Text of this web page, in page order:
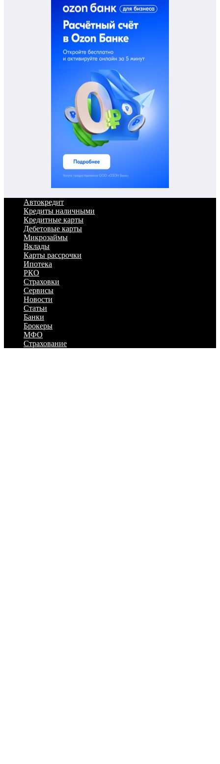
Автокредит
Кредиты наличными
Кредитные карты
Дебетовые карты
Микрозаймы
Вклады
Карты рассрочки
Ипотека
РКО
Страховки
Сервисы
Новости
Статьи
Банки
Брокеры
МФО
Страхование